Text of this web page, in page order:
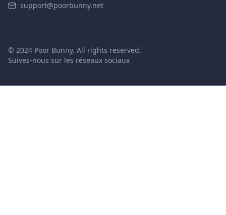
support@poorbunny.net
© 2024 Poor Bunny. All rights reserved.
Suivez-nous sur les réseaux sociaux